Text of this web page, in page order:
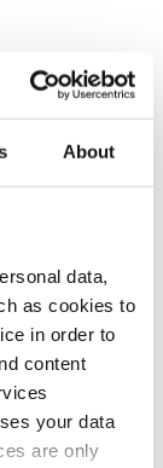
About
data,
as cookies to
in order to
content
your data
are only
läsningen för
genom en